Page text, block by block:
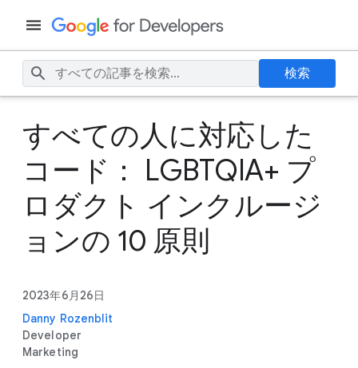
検索
すべての人に対応した
コード： LGBTQIA+ プ
ロダクト インクルージ
ョンの 10 原則
2023年6月26日
Danny Rozenblit
Developer
Marketing